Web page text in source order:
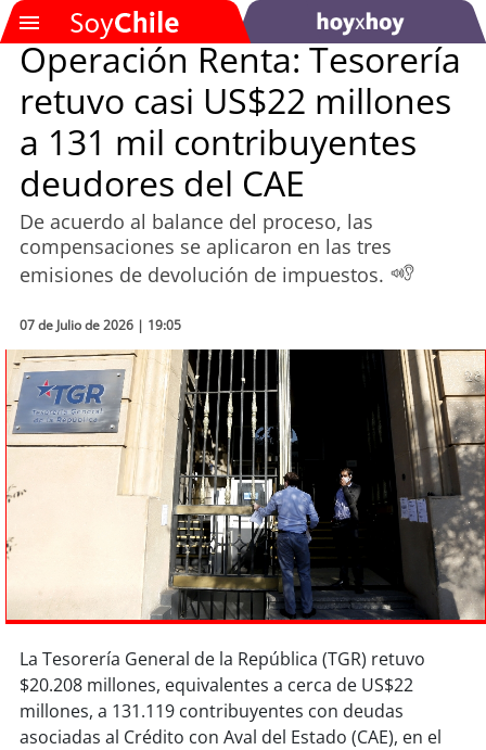
SOYTV
Podcast
Actualidad
Entretención
Economía
Deportes
Tecnología
Sostenibilidad
soy
soyiquique
soycalama
Operación Renta: Tesorería
retuvo casi US$22 millones
a 131 mil contribuyentes
deudores del CAE
De acuerdo al balance del proceso, las
compensaciones se aplicaron en las tres
emisiones de devolución de impuestos.
07 de Julio de 2026 | 19:05
La Tesorería General de la República (TGR) retuvo
$20.208 millones, equivalentes a cerca de US$22
millones, a 131.119 contribuyentes con deudas
asociadas al Crédito con Aval del Estado (CAE), en el